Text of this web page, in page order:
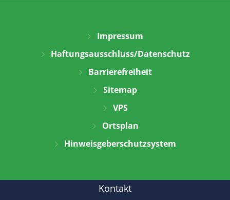
Impressum
Haftungsausschluss/Datenschutz
Barrierefreiheit
Sitemap
VPS
Ortsplan
Hinweisgeberschutzsystem
Kontakt